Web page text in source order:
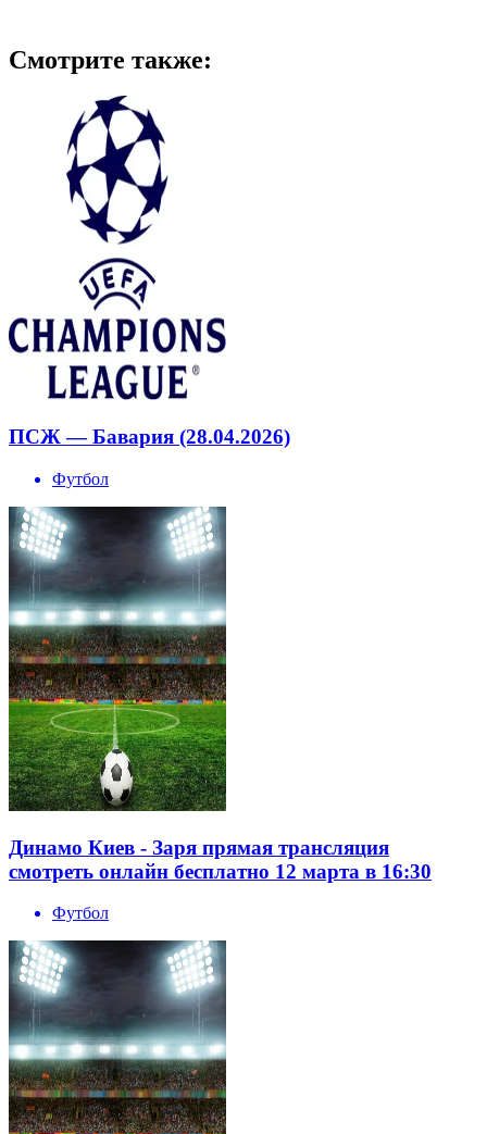
Смотрите также:
ПСЖ — Бавария (28.04.2026)
Футбол
Динамо Киев - Заря прямая трансляция
смотреть онлайн бесплатно 12 марта в 16:30
Футбол